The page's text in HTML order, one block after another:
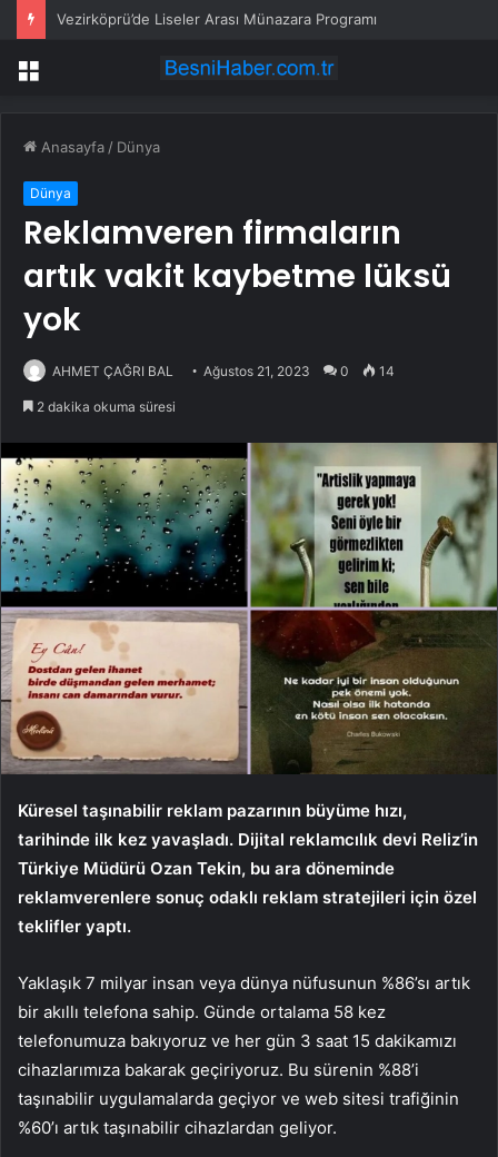
Vezirköprü’de Liseler Arası Münazara Programı
Menü
Anasayfa / Dünya
Dünya
Reklamveren firmaların
artık vakit kaybetme lüksü
yok
AHMET ÇAĞRI BAL Ağustos 21, 2023 0 14
2 dakika okuma süresi
Küresel taşınabilir reklam pazarının büyüme hızı,
tarihinde ilk kez yavaşladı. Dijital reklamcılık devi Reliz’in
Türkiye Müdürü Ozan Tekin, bu ara döneminde
reklamverenlere sonuç odaklı reklam stratejileri için özel
teklifler yaptı.
Yaklaşık 7 milyar insan veya dünya nüfusunun %86’sı artık
bir akıllı telefona sahip. Günde ortalama 58 kez
telefonumuza bakıyoruz ve her gün 3 saat 15 dakikamızı
cihazlarımıza bakarak geçiriyoruz. Bu sürenin %88’i
taşınabilir uygulamalarda geçiyor ve web sitesi trafiğinin
%60’ı artık taşınabilir cihazlardan geliyor.